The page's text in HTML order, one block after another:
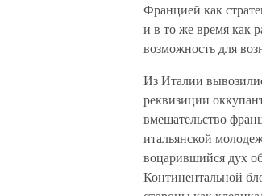
Францией как
и в то же время как
возможность для
Из Италии
реквизиции
вмешательство
итальянской
воцарившийся дух
Континентальной